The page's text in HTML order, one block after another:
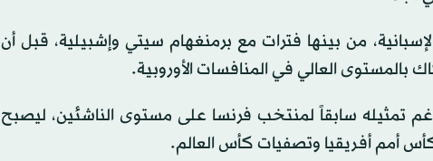
من بينها فترات مع برمنغهام سيتي وإشبيلية، قبل أن
العالي في المنافسات الأوروبية.
تمثيله سابقاً لمنتخب فرنسا على مستوى الناشئين، ليصبح
أمم أفريقيا وتصفيات كأس العالم.